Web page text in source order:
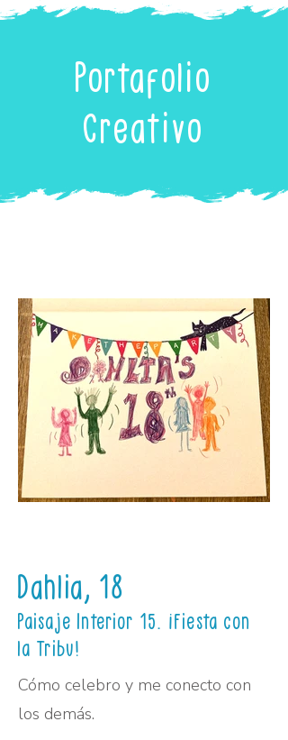
Portafolio
Creativo
Dahlia, 18
Paisaje Interior 15. ¡Fiesta con
la Tribu!
Cómo celebro y me conecto con
los demás.